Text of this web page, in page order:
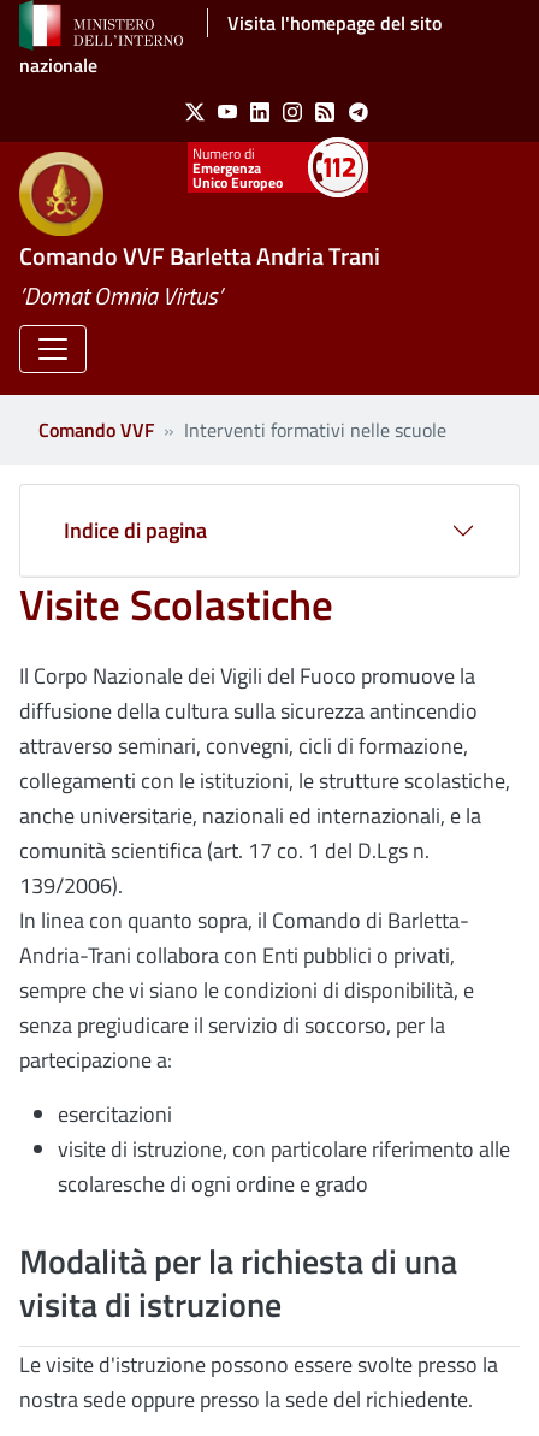
Salta al contenuto principaleVisita l'homepage del sito
nazionale
Social Menu
X YoutubeLinkedinInstagram
Feed Telegram
Emergenza
Unico Europeo
Comando VVF Barletta Andria Trani
’Domat Omnia Virtus’
Comando VVF Interventi formativi nelle scuole
Visite Scolastiche
Il Corpo Nazionale dei Vigili del Fuoco promuove la
diffusione della cultura sulla sicurezza antincendio
attraverso seminari, convegni, cicli di formazione,
collegamenti con le istituzioni, le strutture scolastiche,
anche universitarie, nazionali ed internazionali, e la
comunità scientifica (art. 17 co. 1 del D.Lgs n.
139/2006).
In linea con quanto sopra, il Comando di Barletta-
Andria-Trani collabora con Enti pubblici o privati,
sempre che vi siano le condizioni di disponibilità, e
senza pregiudicare il servizio di soccorso, per la
partecipazione a:
esercitazioni
visite di istruzione, con particolare riferimento alle
scolaresche di ogni ordine e grado
Modalità per la richiesta di una
visita di istruzione
Le visite d'istruzione possono essere svolte presso la
nostra sede oppure presso la sede del richiedente.
Indice di pagina